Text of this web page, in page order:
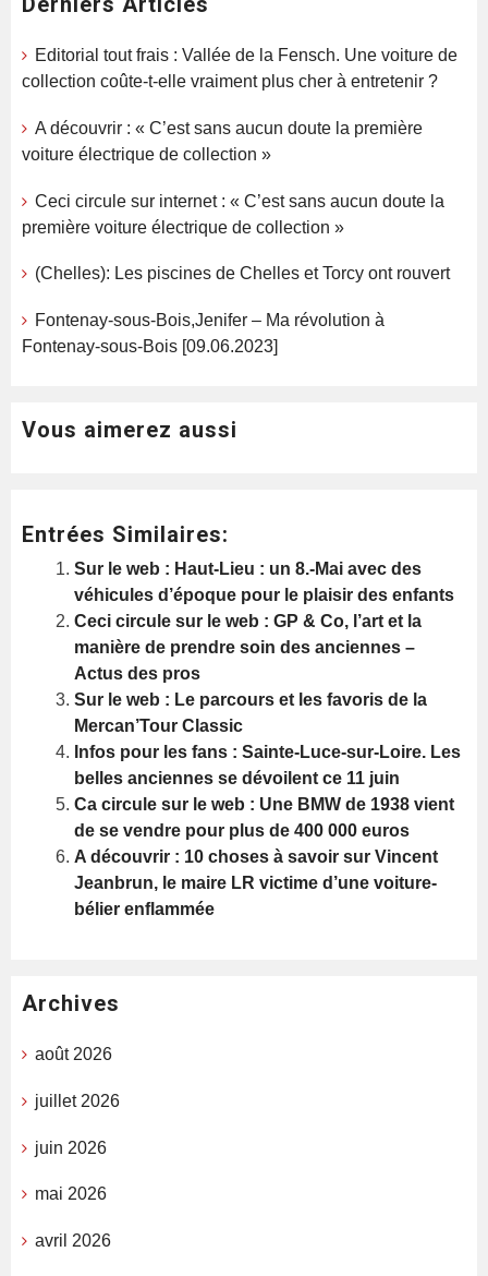
Editorial tout frais : Vallée de la Fensch. Une voiture de
collection coûte-t-elle vraiment plus cher à entretenir ?
A découvrir : « C’est sans aucun doute la première
voiture électrique de collection »
Ceci circule sur internet : « C’est sans aucun doute la
première voiture électrique de collection »
(Chelles): Les piscines de Chelles et Torcy ont rouvert
Fontenay-sous-Bois,Jenifer – Ma révolution à
Fontenay-sous-Bois [09.06.2023]
Vous aimerez aussi
Entrées Similaires:
Sur le web : Haut-Lieu : un 8.-Mai avec des
véhicules d’époque pour le plaisir des enfants
Ceci circule sur le web : GP & Co, l’art et la
manière de prendre soin des anciennes –
Actus des pros
Sur le web : Le parcours et les favoris de la
Mercan’Tour Classic
Infos pour les fans : Sainte-Luce-sur-Loire. Les
belles anciennes se dévoilent ce 11 juin
Ca circule sur le web : Une BMW de 1938 vient
de se vendre pour plus de 400 000 euros
A découvrir : 10 choses à savoir sur Vincent
Jeanbrun, le maire LR victime d’une voiture-
bélier enflammée
Archives
août 2026
juillet 2026
juin 2026
mai 2026
avril 2026